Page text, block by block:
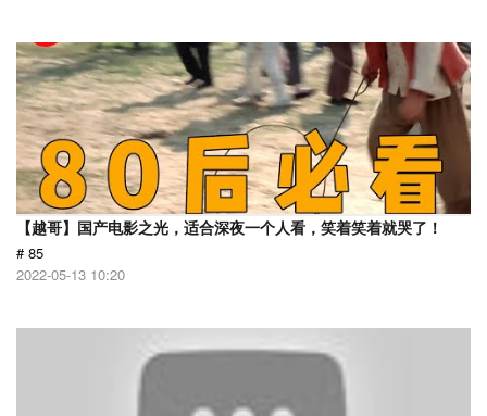
【越哥】国产电影之光，适合深夜一个人看，笑着笑着就哭了！
# 85
2022-05-13 10:20